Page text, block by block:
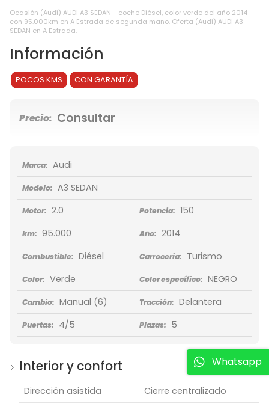
Ocasión (Audi) AUDI A3 SEDAN - coche Diésel, color verde del año 2014
con 95.000km en A Estrada de segunda mano. Oferta (Audi) AUDI A3
SEDAN en A Estrada.
Información
POCOS KMS CON GARANTÍA
Precio: Consultar
Marca: Audi
Modelo: A3 SEDAN
Motor: 2.0 Potencia: 150
km: 95.000 Año: 2014
Combustible: Diésel Carroceria: Turismo
Color: Verde Color específico: NEGRO
Cambio: Manual (6) Tracción: Delantera
Puertas: 4/5 Plazas: 5
Interior y confort
Dirección asistida
Cierre centralizado
Whatsapp